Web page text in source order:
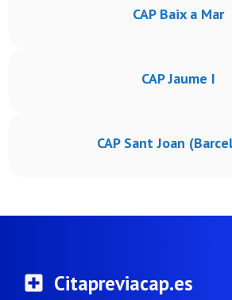
CAP Baix a Mar
CAP Jaume I
CAP Sant Joan
Citapreviacap.es